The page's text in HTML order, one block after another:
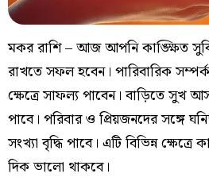
মকর রাশি – আজ আপনি কাঙ্ক্ষিত
রাখতে সফল হবেন। পারিবারিক
ক্ষেত্রে সাফল্য পাবেন। বাড়িতে সুখ
পাবে। পরিবার ও প্রিয়জনদের সঙ্গে
সংখ্যা বৃদ্ধি পাবে। এটি বিভিন্ন
দিক ভালো থাকবে।